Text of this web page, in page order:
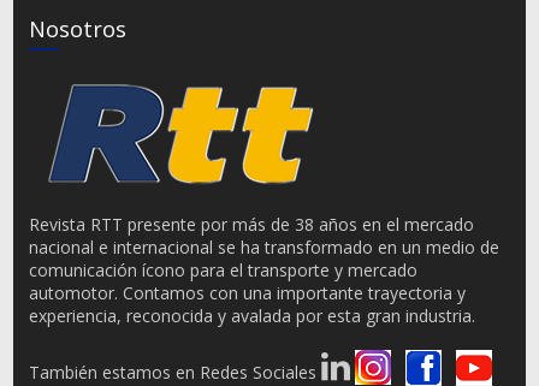
Nosotros
Revista RTT presente por más de 38 años en el mercado
nacional e internacional se ha transformado en un medio de
comunicación ícono para el transporte y mercado
automotor. Contamos con una importante trayectoria y
experiencia, reconocida y avalada por esta gran industria.
También estamos en Redes Sociales